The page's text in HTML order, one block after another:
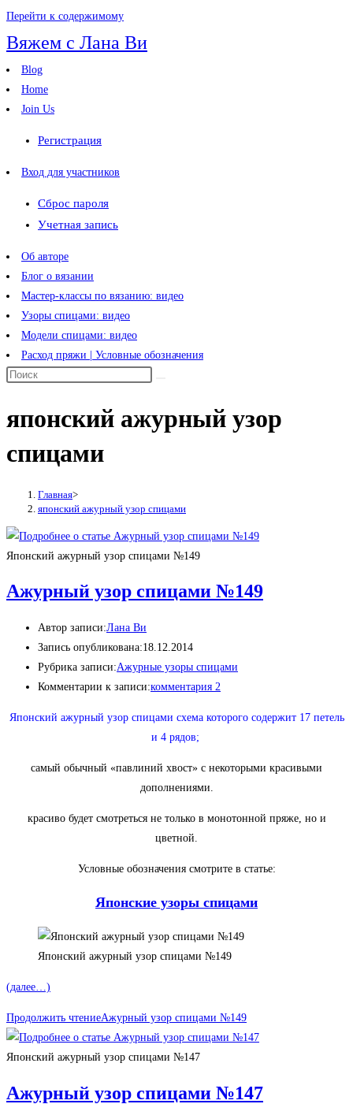
Перейти к содержимому
Вяжем с Лана Ви
Blog
Home
Join Us
Регистрация
Вход для участников
Сброс пароля
Учетная запись
Об авторе
Блог о вязании
Мастер-классы по вязанию: видео
Узоры спицами: видео
Модели спицами: видео
Расход пряжи | Условные обозначения
японский ажурный узор
спицами
Главная>
японский ажурный узор спицами
Японский ажурный узор спицами №149
Ажурный узор спицами №149
Автор записи:Лана Ви
Запись опубликована:18.12.2014
Рубрика записи:Ажурные узоры спицами
Комментарии к записи:комментария 2
Японский ажурный узор спицами схема которого содержит 17 петель
и 4 рядов;
самый обычный «павлиний хвост» с некоторыми красивыми
дополнениями.
красиво будет смотреться не только в монотонной пряже, но и
цветной.
Условные обозначения смотрите в статье:
Японские узоры спицами
Японский ажурный узор спицами №149
(далее…)
Продолжить чтениеАжурный узор спицами №149
Японский ажурный узор спицами №147
Ажурный узор спицами №147